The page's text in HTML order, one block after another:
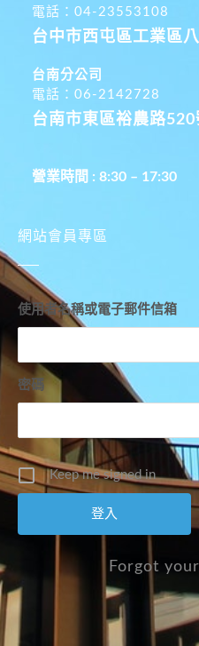
電話：04-23553108
台中市西屯區工業區
台南分公司
電話：06-2142728
台南市東區裕農路520
營業時間 : 8:30 – 17:30
網站會員專區
使用者名稱或電子郵件信箱
密碼
Keep me signed in
Forgot